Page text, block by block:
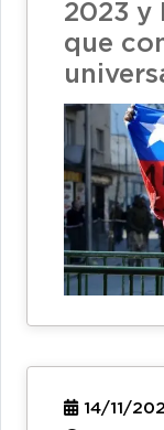
2023 y
que
14/11/